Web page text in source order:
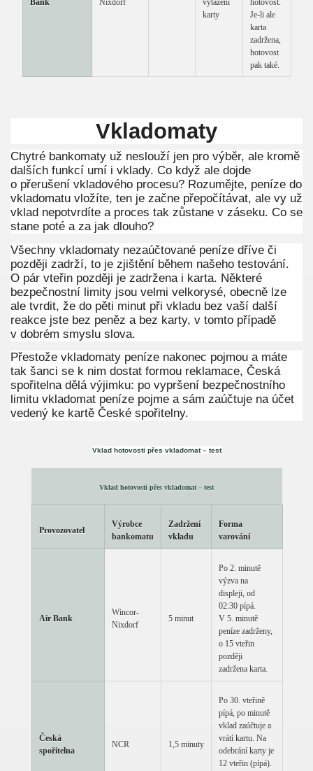
karty
Je-li ale
karta
zadržena,
hotovost
pak také.
Vkladomaty
Chytré bankomaty už neslouží jen pro výběr, ale kromě
dalších funkcí umí i vklady. Co když ale dojde
o přerušení vkladového procesu? Rozumějte, peníze do
vkladomatu vložíte, ten je začne přepočítávat, ale vy už
vklad nepotvrdíte a proces tak zůstane v záseku. Co se
stane poté a za jak dlouho?
Všechny vkladomaty nezaúčtované peníze dříve či
později zadrží, to je zjištění během našeho testování.
O pár vteřin později je zadržena i karta. Některé
bezpečnostní limity jsou velmi velkorysé, obecně lze
ale tvrdit, že do pěti minut při vkladu bez vaší další
reakce jste bez peněz a bez karty, v tomto případě
v dobrém smyslu slova.
Přestože vkladomaty peníze nakonec pojmou a máte
tak šanci se k nim dostat formou reklamace, Česká
spořitelna dělá výjimku: po vypršení bezpečnostního
limitu vkladomat peníze pojme a sám zaúčtuje na účet
vedený ke kartě České spořitelny.
Vklad hotovosti přes vkladomat – test
Vklad hotovosti přes vkladomat – test
Provozovatel
Výrobce
bankomatu
Zadržení
vkladu
Forma
varování
Air Bank
Wincor-
Nixdorf
5 minut
Po 2. minutě
výzva na
displeji, od
02:30 pípá.
V 5. minutě
peníze zadrženy,
o 15 vteřin
později
zadržena karta.
Česká
spořitelna
NCR 1,5 minuty
Po 30. vteřině
pípá, po minutě
vklad zaúčtuje a
vrátí kartu. Na
odebrání karty je
12 vteřin (pípá).